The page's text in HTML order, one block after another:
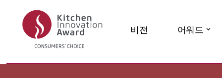
로
비전 어워드